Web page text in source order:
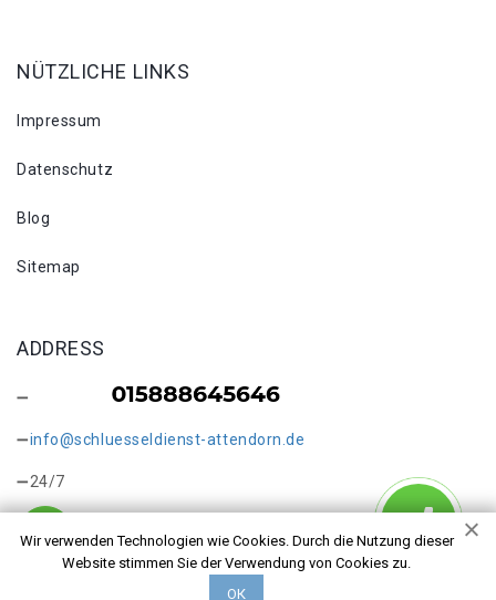
Wir verwenden Technologien wie Cookies. Durch die Nutzung dieser
Website stimmen Sie der Verwendung von Cookies zu.
ОК
NÜTZLICHE LINKS
Impressum
Datenschutz
Blog
Sitemap
ADDRESS
info@schluesseldienst-attendorn.de
24/7